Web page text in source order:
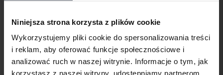
Niniejsza strona korzysta z plików cookie
Wykorzystujemy pliki cookie do spersonalizowania treści
i reklam, aby oferować funkcje społecznościowe i
analizować ruch w naszej witrynie. Informacje o tym, jak
korzystasz z naszej witryny, udostępniamy partnerom